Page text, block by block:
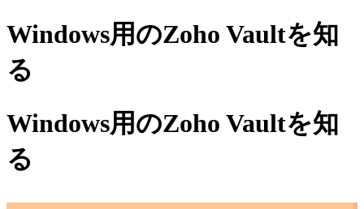
Windows用のZoho Vaultを知
る
Windows用のZoho Vaultを知
る